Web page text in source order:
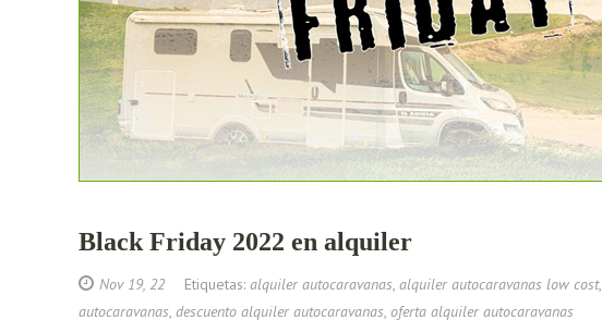
Black Friday 2022 en alquiler
Nov 19, 22 Etiquetas: alquiler autocaravanas, alquiler autocaravanas low cost,
autocaravanas, descuento alquiler autocaravanas, oferta alquiler autocaravanas